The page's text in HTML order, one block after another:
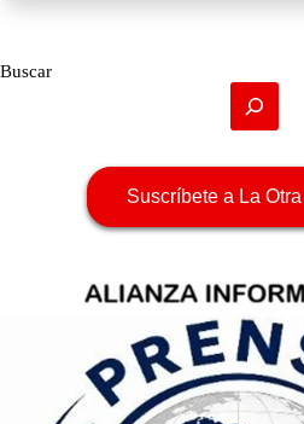
Buscar
Suscríbete a La